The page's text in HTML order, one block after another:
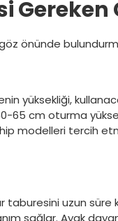
önünde
65 cm oturma
modelleri tercih
uzun süre
sağlar. Ayak